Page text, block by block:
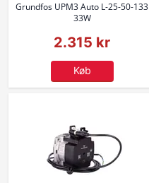
Grundfos UPM3 Auto L-25-50-133
33W
2.315 kr
Køb